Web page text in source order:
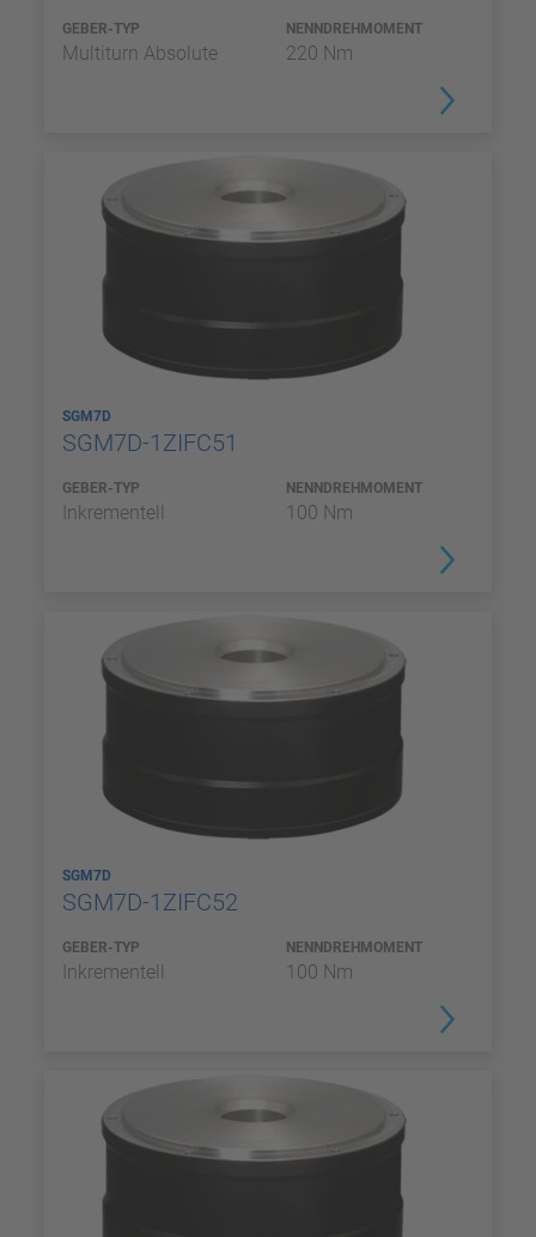
GEBER-TYP
Multiturn Absolute
NENNDREHMOMENT
220 Nm
SGM7D
SGM7D-1ZIFC51
GEBER-TYP
Inkrementell
NENNDREHMOMENT
100 Nm
SGM7D
SGM7D-1ZIFC52
GEBER-TYP
Inkrementell
NENNDREHMOMENT
100 Nm